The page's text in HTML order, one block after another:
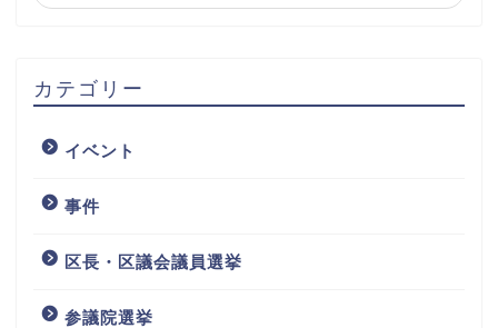
カテゴリー
イベント
事件
区長・区議会議員選挙
参議院選挙